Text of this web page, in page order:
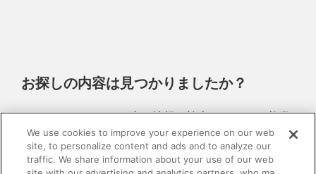
お探しの内容は見つかりましたか？
DAIKENホームページ内の情報を検索できます。 複数
語で検索を行う場合は、単語と単語の間をスペースで
区切ってください。
We use cookies to improve your experience on our web
site, to personalize content and ads and to analyze our
traffic. We share information about your use of our web